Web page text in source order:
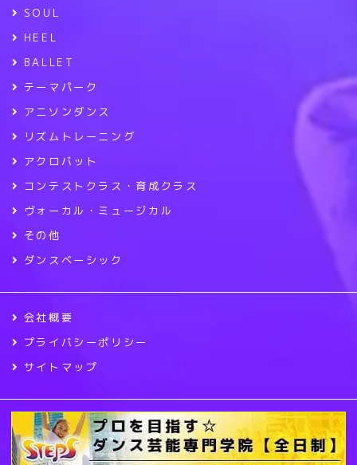
SOUL
HEEL
BALLET
テーマパーク
アニソンダンス
リズムトレーニング
アクロバット
コンテストクラス・育成クラス
ヴォーカル・ミュージカル
その他
ダンスベーシック
会社概要
プライバシーポリシー
サイトマップ